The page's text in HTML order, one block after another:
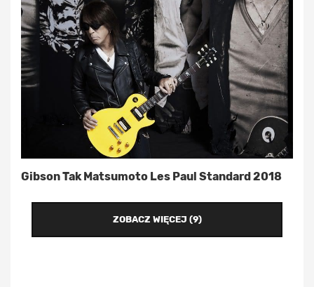
Gibson Tak Matsumoto Les Paul Standard 2018
ZOBACZ WIĘCEJ (9)